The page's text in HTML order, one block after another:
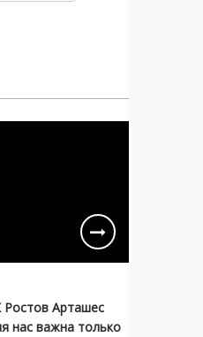
Арташес
нас важна только